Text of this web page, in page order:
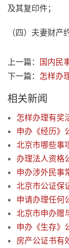
及其复印件；
（四）夫妻财产
上一篇： 国内民
下一篇： 怎样办
相关新闻
怎样办理有奖
申办《经历》
北京市哪些事
办理法人资格
申请办理任何
北京市申办赠
申办《生存》
房产公证书有